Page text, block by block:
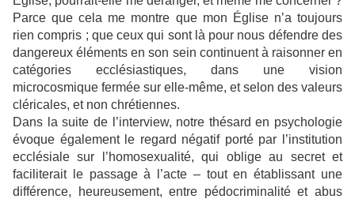
Parce que cela me montre que mon Église n’a toujours
rien compris ; que ceux qui sont là pour nous défendre des
dangereux éléments en son sein continuent à raisonner en
catégories ecclésiastiques, dans une vision
microcosmique fermée sur elle-même, et selon des valeurs
cléricales, et non chrétiennes.
Dans la suite de l’interview, notre thésard en psychologie
évoque également le regard négatif porté par l’institution
ecclésiale sur l’homosexualité, qui oblige au secret et
faciliterait le passage à l’acte – tout en établissant une
différence, heureusement, entre pédocriminalité et abus